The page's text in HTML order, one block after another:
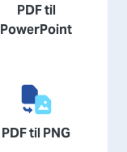
PDF til
PowerPoint
PDF til PNG